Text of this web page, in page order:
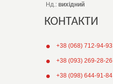
Нд.: вихідний
КОНТАКТИ
+38 (068) 712-94-93
+38 (093) 269-28-26
+38 (098) 644-91-84